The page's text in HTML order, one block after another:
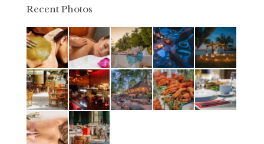
Recent Photos